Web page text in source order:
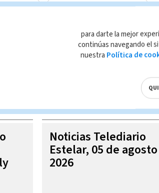
Soto Noticias Telediario Estelar
total o parcial del contenido de esta página,
MÁS VIDEOS
Noticias Telediario
Estelar, 05 de agosto
2026
para darte la mejor
continúas navegando el
nuestra Política de